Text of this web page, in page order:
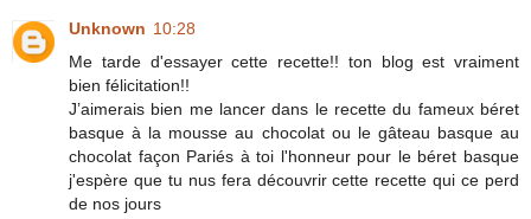
Unknown 10:28
Me tarde d'essayer cette recette!! ton blog est vraiment
bien félicitation!!
J’aimerais bien me lancer dans le recette du fameux béret
basque à la mousse au chocolat ou le gâteau basque au
chocolat façon Pariés à toi l'honneur pour le béret basque
j'espère que tu nus fera découvrir cette recette qui ce perd
de nos jours